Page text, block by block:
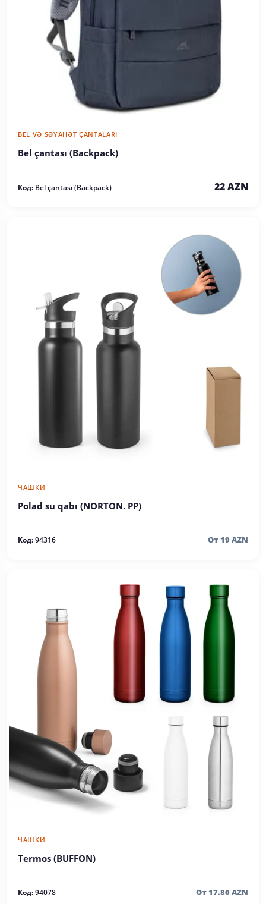
BEL VƏ SƏYAHƏT ÇANTALARI
Bel çantası (Backpack)
Код: Bel çantası (Backpack) 22 AZN
ЧАШКИ
Polad su qabı (NORTON. PP)
Код:94316 От 19 AZN
ЧАШКИ
Termos (BUFFON)
Код:94078 От 17.80 AZN